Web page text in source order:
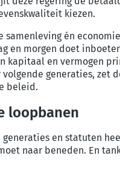
kiezen.
samenleving én economie
en morgen doet
kapitaal en vermogen
volgende generaties, zet
beleid.
loopbanen
generaties en statuten
naar beneden. En ta